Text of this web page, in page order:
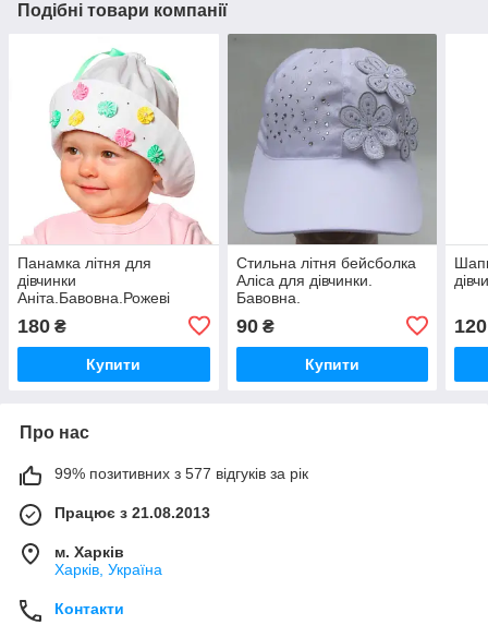
Подібні товари компанії
Панамка літня для
дівчинки
Аніта.Бавовна.Рожеві
180 ₴
Купити
Стильна літня бейсболка
Аліса для дівчинки.
Бавовна.
90₴
Купити
120
Про нас
99% позитивних з 577 відгуків за рік
Працює з 21.08.2013
м. Харків
Харків, Україна
Контакти